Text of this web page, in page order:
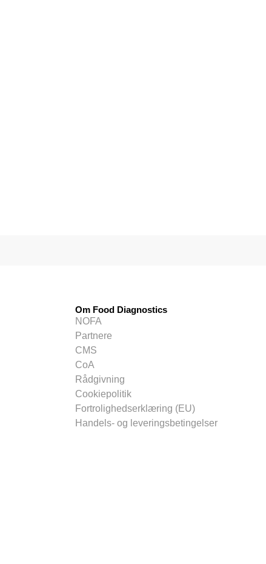
Om Food Diagnostics
NOFA
Partnere
CMS
CoA
Rådgivning
Cookiepolitik
Fortrolighedserklæring (EU)
Handels- og leveringsbetingelser